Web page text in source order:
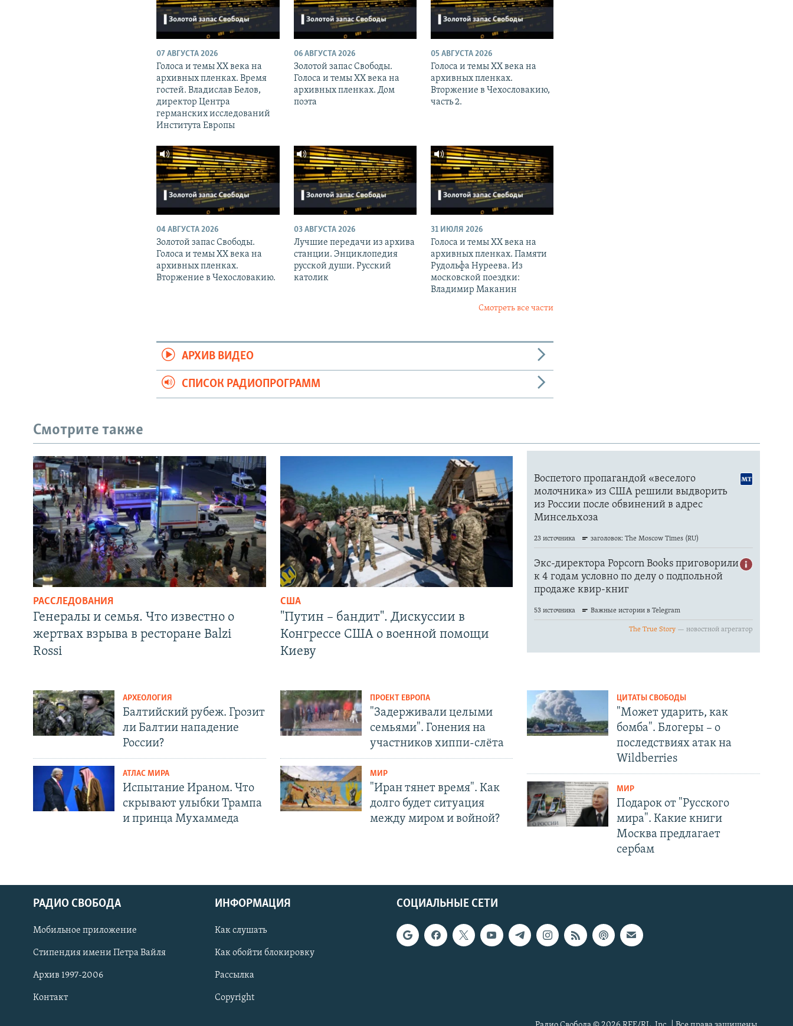
СОЦИАЛЬНЫЕ СЕТИ
07 АВГУСТА 2026
Голоса и темы XX века на
архивных пленках. Время
гостей. Владислав Белов,
директор Центра
германских исследований
Института Европы
06 АВГУСТА 2026
Золотой запас Свободы.
Голоса и темы XX века на
архивных пленках. Дом
поэта
05 АВГУСТА 2026
Голоса и темы XX века на
архивных пленках.
Вторжение в Чехословакию,
часть 2.
04 АВГУСТА 2026
Золотой запас Свободы.
Голоса и темы XX века на
архивных пленках.
Вторжение в Чехословакию.
03 АВГУСТА 2026
Лучшие передачи из архива
станции. Энциклопедия
русской души. Русский
католик
31 ИЮЛЯ 2026
Голоса и темы XX века на
архивных пленках. Памяти
Рудольфа Нуреева. Из
московской поездки:
Владимир Маканин
Смотреть все части
АРХИВ ВИДЕО
СПИСОК РАДИОПРОГРАММ
Смотрите также
РАССЛЕДОВАНИЯ
Генералы и семья. Что известно о
жертвах взрыва в ресторане Balzi
Rossi
США
"Путин – бандит". Дискуссии в
Конгрессе США о военной помощи
Киеву
АРХЕОЛОГИЯ
Балтийский рубеж. Грозит
ли Балтии нападение
России?
АТЛАС МИРА
Испытание Ираном. Что
скрывают улыбки Трампа
и принца Мухаммеда
ПРОЕКТ ЕВРОПА
"Задерживали целыми
семьями". Гонения на
участников хиппи-слёта
МИР
"Иран тянет время". Как
долго будет ситуация
между миром и войной?
ЦИТАТЫ СВОБОДЫ
"Может ударить, как
бомба". Блогеры – о
последствиях атак на
Wildberries
МИР
Подарок от "Русского
мира". Какие книги
Москва предлагает
сербам
СОЦИАЛЬНЫЕ СЕТИ
РАДИО СВОБОДА
Мобильное приложение
Стипендия имени Петра Вайля
Архив 1997-2006
Контакт
ИНФОРМАЦИЯ
Как слушать
Как обойти блокировку
Рассылка
Copyright